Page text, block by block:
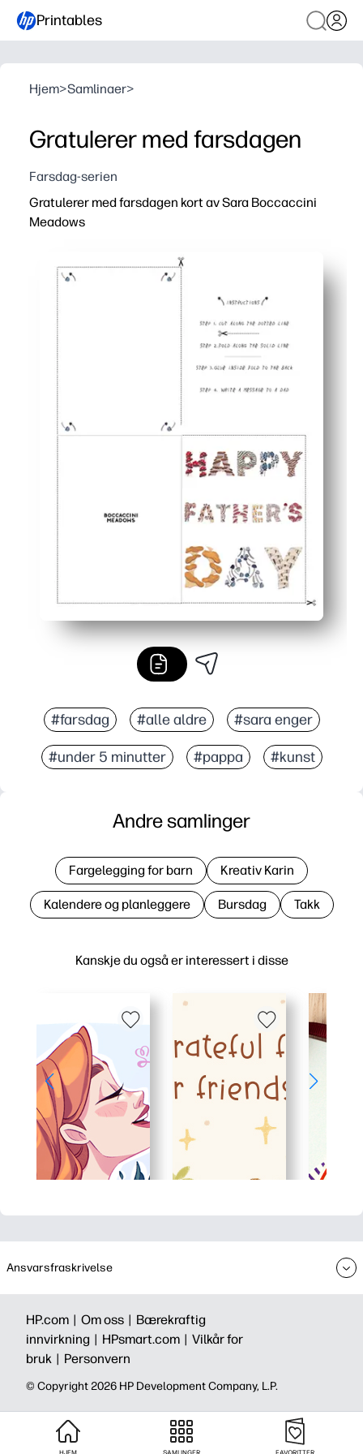
Printables
Hjem>Samlinaer>
Gratulerer med farsdagen
Farsdag-serien
Gratulerer med farsdagen kort av Sara Boccaccini
Meadows
#farsdag #alle aldre #sara enger
#under 5 minutter #pappa #kunst
Kanskje du også er interessert i disse
Andre samlinger
Fargelegging for barn Kreativ Karin
Kalendere og planleggere Bursdag Takk
Ansvarsfraskrivelse
HP.com | Om oss | Bærekraftig
innvirkning | HPsmart.com | Vilkår for
bruk | Personvern
© Copyright 2026 HP Development Company, L.P.
HJEM SAMLINGER FAVORITTER